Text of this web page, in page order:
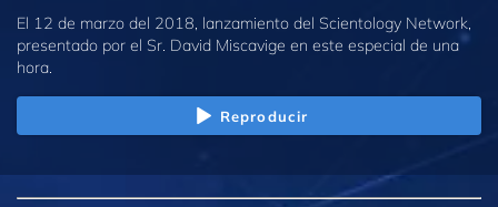
El 12 de marzo del 2018, lanzamiento del Scientology Network,
presentado por el Sr. David Miscavige en este especial de una
hora.
Reproducir